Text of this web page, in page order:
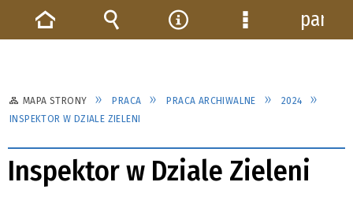
MAPA STRONY PRACA PRACA ARCHIWALNE
2024
INSPEKTOR W DZIALE ZIELENI
Inspektor w Dziale Zieleni
Strona Wyszukiwarka
NarzędziaMenu
panel